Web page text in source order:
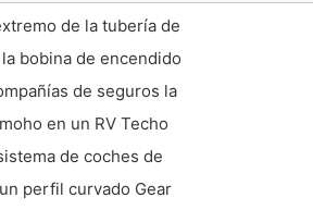
de la tubería de
bobina de encendido
de seguros la
sobre Vehículos de
en un RV Techo
de coches de
para una Dodge
perfil curvado Gear